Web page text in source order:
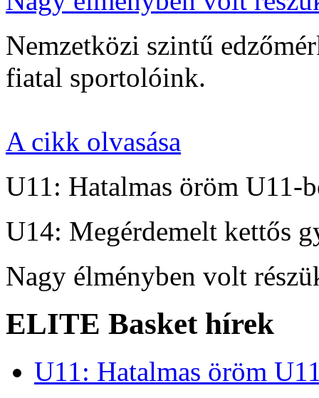
Nemzetközi szintű
fiatal sportolóink.
A cikk olvasása
U11: Hatalmas öröm U11-
U14: Megérdemelt kettős
Nagy élményben volt
ELITE Basket hírek
U11: Hatalmas öröm